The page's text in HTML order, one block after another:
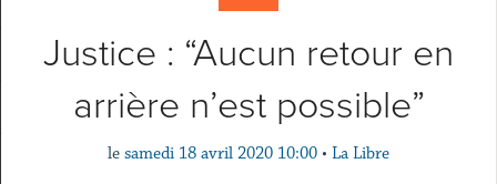
Justice : “Aucun retour en
arrière n’est possible”
le samedi 18 avril 2020 10:00 • La Libre